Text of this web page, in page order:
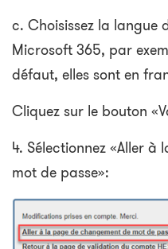
c. Choisissez la langue
Microsoft 365, par
défaut, elles sont en
Cliquez sur le bouton
4. Sélectionnez «Aller
mot de passe»: